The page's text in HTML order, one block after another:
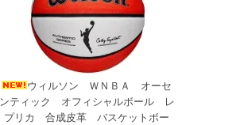
ウィルソン ＷＮＢＡ オーセ
ンティック オフィシャルボール レ
プリカ 合成皮革 バスケットボー